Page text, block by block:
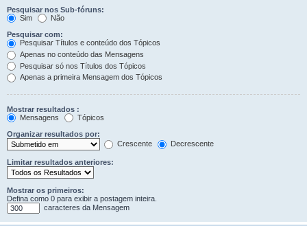
Pesquisar nos Sub-fóruns:
Sim
Não
Pesquisar com:
Pesquisar Títulos e conteúdo dos Tópicos
Apenas no conteúdo das Mensagens
Pesquisar só nos Títulos dos Tópicos
Apenas a primeira Mensagem dos Tópicos
Mostrar resultados :
Mensagens
Tópicos
Organizar resultados por:
Crescente
Decrescente
Limitar resultados anteriores:
Mostrar os primeiros:
Defina como 0 para exibir a postagem inteira.
caracteres da Mensagem